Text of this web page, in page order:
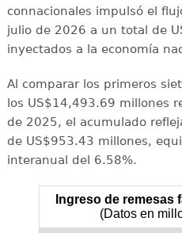
connacionales impulsó el
julio de 2026 a un total de
inyectados a la economía
Al comparar los primeros
los US$14,493.69 millones
de 2025, el acumulado
de US$953.43 millones,
interanual del 6.58%.
Ingreso de remesas
(Datos en